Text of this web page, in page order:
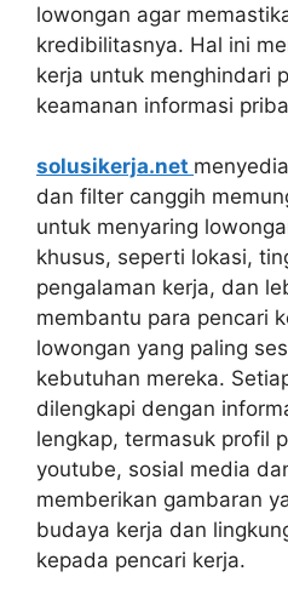
lowongan agar
kredibilitasnya. Hal ini
kerja untuk menghindari
keamanan informasi
solusikerja.net
dan filter canggih
untuk menyaring
khusus, seperti lokasi,
pengalaman kerja, dan
membantu para pencari
lowongan yang paling
kebutuhan mereka.
dilengkapi dengan
lengkap, termasuk profil
youtube, sosial media
memberikan gambaran
budaya kerja dan
kepada pencari kerja.